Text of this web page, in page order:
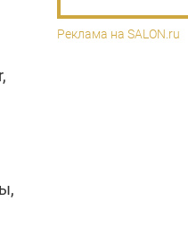
Реклама на SALON.ru